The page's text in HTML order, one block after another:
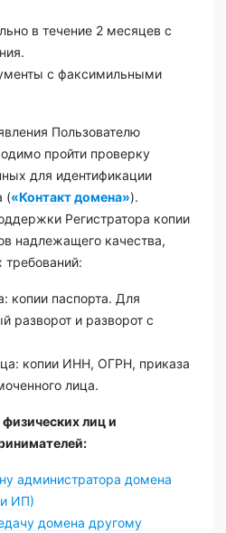
в течение 2 месяцев с
с факсимильными
Пользователю
пройти проверку
для идентификации
(«Контакт домена»).
Регистратора копии
надлежащего качества,
требований:
копии паспорта. Для
разворот и разворот с
копии ИНН, ОГРН, приказа
лица.
лиц и
администратора домена
ИП)
домена другому